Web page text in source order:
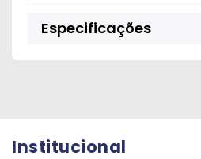
Especificações
Institucional